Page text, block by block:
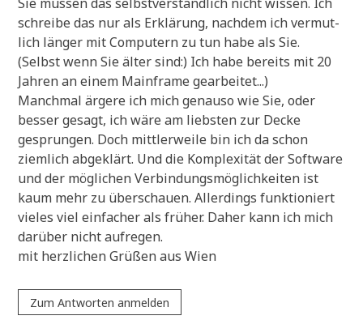
Sie müs­sen das selbst­ver­ständ­lich nicht wis­sen. Ich
schrei­be das nur als Erklä­rung, nach­dem ich ver­mut­
lich län­ger mit Com­pu­tern zu tun habe als Sie.
(Selbst wenn Sie älter sind:) Ich habe bereits mit 20
Jah­ren an einem Main­frame gearbeitet...)
Manch­mal ärge­re ich mich genau­so wie Sie, oder
bes­ser gesagt, ich wäre am lieb­sten zur Decke
gesprun­gen. Doch mitt­ler­wei­le bin ich da schon
ziem­lich abge­klärt. Und die Kom­ple­xi­tät der Soft­ware
und der mög­li­chen Ver­bin­dungs­mög­lich­kei­ten ist
kaum mehr zu über­schau­en. Aller­dings funk­tio­niert
vie­les viel ein­fa­cher als frü­her. Daher kann ich mich
dar­über nicht aufregen.
mit herz­li­chen Grü­ßen aus Wien
Zum Antworten anmelden